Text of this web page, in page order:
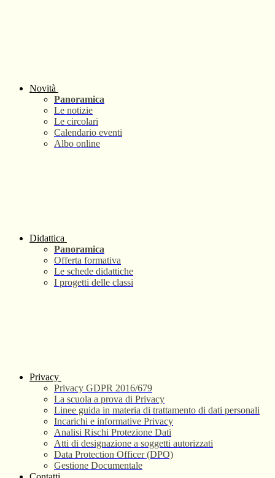
Novità
Panoramica
Le notizie
Le circolari
Calendario eventi
Albo online
Didattica
Panoramica
Offerta formativa
Le schede didattiche
I progetti delle classi
Privacy
Privacy GDPR 2016/679
La scuola a prova di Privacy
Linee guida in materia di trattamento di dati personali
Incarichi e informative Privacy
Analisi Rischi Protezione Dati
Atti di designazione a soggetti autorizzati
Data Protection Officer (DPO)
Gestione Documentale